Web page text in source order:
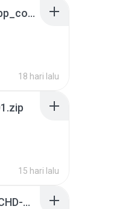
65536533_Conversa_do_WhatsApp_com_Meu_Esposo.zip
18 hari lalu
15 hari lalu
Sony Vegas Pro 8.0b Build 217-AVCHD-MPG-AC3 FIXED.7z